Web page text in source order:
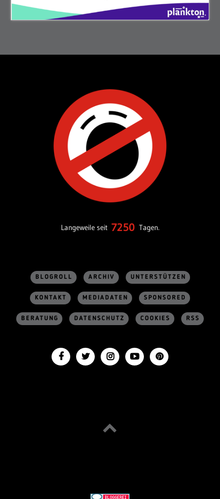
Langeweile seit 7250 Tagen.
BLOGROLL ARCHIV UNTERSTÜTZEN
KONTAKT MEDIADATEN SPONSORED
BERATUNG DATENSCHUTZ COOKIES RSS